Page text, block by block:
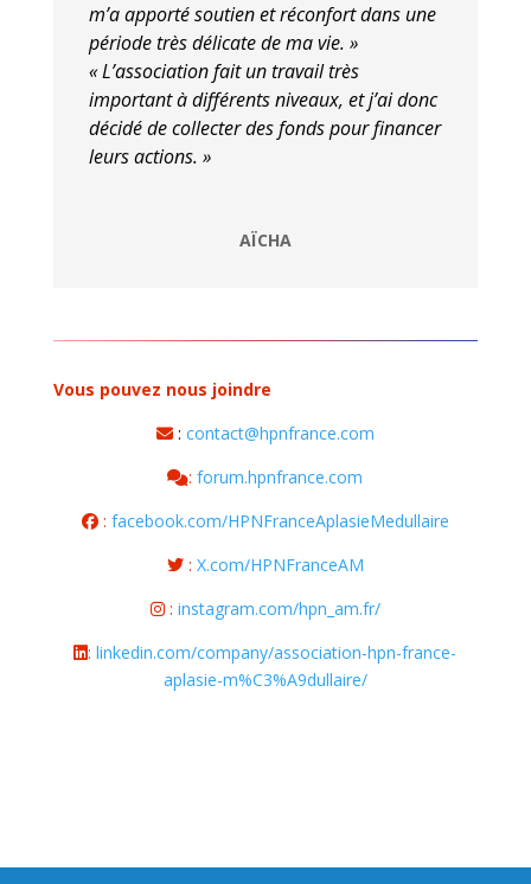
m’a apporté soutien et réconfort dans une
période très délicate de ma vie. »
« L’association fait un travail très
important à différents niveaux, et j’ai donc
décidé de collecter des fonds pour financer
leurs actions. »
AÏCHA
Vous pouvez nous joindre
: contact@hpnfrance.com
:forum.hpnfrance.com
: facebook.com/HPNFranceAplasieMedullaire
: X.com/HPNFranceAM
: instagram.com/hpn_am.fr/
:linkedin.com/company/association-hpn-france-
aplasie-m%C3%A9dullaire/